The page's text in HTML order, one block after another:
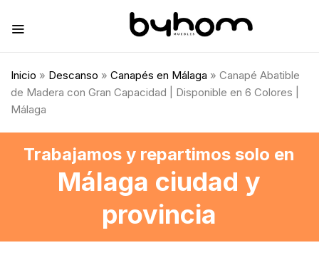
Inicio » Descanso » Canapés en Málaga » Canapé Abatible
de Madera con Gran Capacidad | Disponible en 6 Colores |
Málaga
Trabajamos y repartimos solo en
Málaga ciudad y
provincia